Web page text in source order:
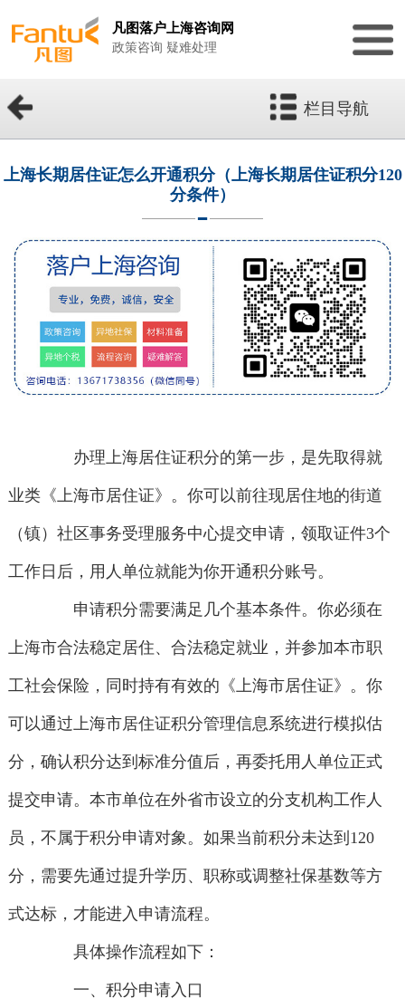
凡图落户上海咨询网
政策咨询 疑难处理
栏目导航
上海长期居住证怎么开通积分（上海长期居住证积分120
分条件）
办理上海居住证积分的第一步，是先取得就
业类《上海市居住证》。你可以前往现居住地的街道
（镇）社区事务受理服务中心提交申请，领取证件3个
工作日后，用人单位就能为你开通积分账号。
申请积分需要满足几个基本条件。你必须在
上海市合法稳定居住、合法稳定就业，并参加本市职
工社会保险，同时持有有效的《上海市居住证》。你
可以通过上海市居住证积分管理信息系统进行模拟估
分，确认积分达到标准分值后，再委托用人单位正式
提交申请。本市单位在外省市设立的分支机构工作人
员，不属于积分申请对象。如果当前积分未达到120
分，需要先通过提升学历、职称或调整社保基数等方
式达标，才能进入申请流程。
具体操作流程如下：
一、积分申请入口